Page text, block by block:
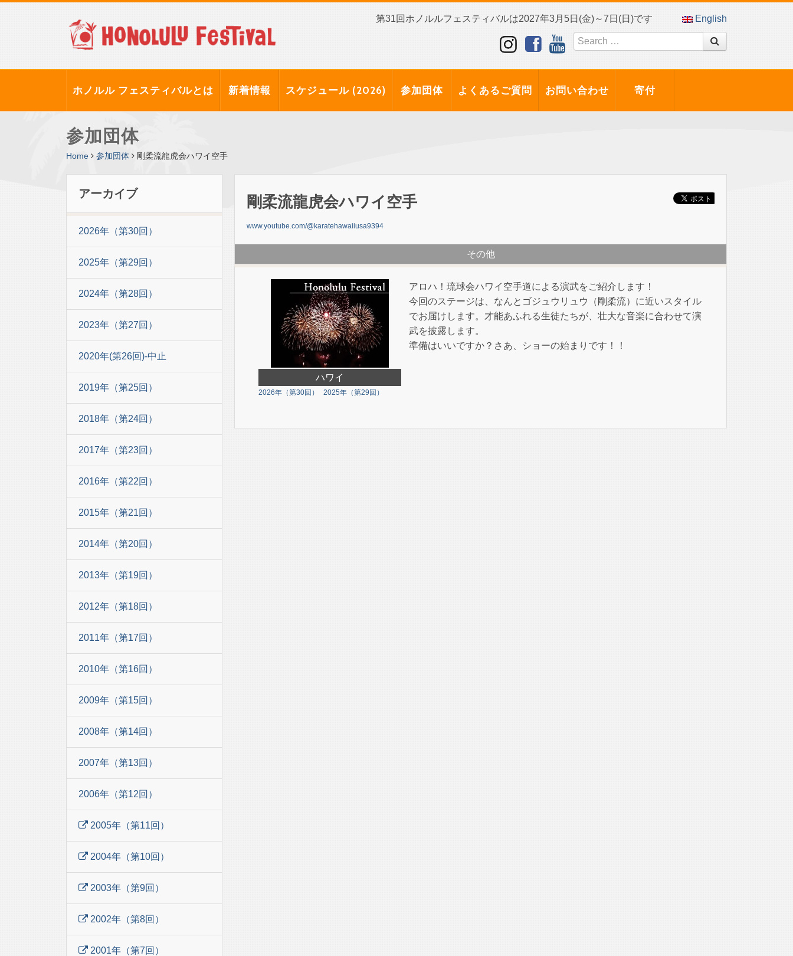
第31回ホノルルフェスティバルは2027年3月5日(金)～7日(日)です English
ホノルル フェスティバルとは 新着情報 スケジュール (2026) 参加団体 よくあるご質問 お問い合わせ 寄付
参加団体
Home 参加団体 剛柔流龍虎会ハワイ空手
アーカイブ
2026年（第30回）
2025年（第29回）
2024年（第28回）
2023年（第27回）
2020年(第26回)-中止
2019年（第25回）
2018年（第24回）
2017年（第23回）
2016年（第22回）
2015年（第21回）
2014年（第20回）
2013年（第19回）
2012年（第18回）
2011年（第17回）
2010年（第16回）
2009年（第15回）
2008年（第14回）
2007年（第13回）
2006年（第12回）
2005年（第11回）
2004年（第10回）
2003年（第9回）
2002年（第8回）
2001年（第7回）
剛柔流龍虎会ハワイ空手
www.youtube.com/@karatehawaiiusa9394
その他
ハワイ
2026年（第30回） 2025年（第29回）
アロハ！琉球会ハワイ空手道による演武をご紹介します！
今回のステージは、なんとゴジュウリュウ（剛柔流）に近いスタイル
でお届けします。才能あふれる生徒たちが、壮大な音楽に合わせて演
武を披露します。
準備はいいですか？さあ、ショーの始まりです！！